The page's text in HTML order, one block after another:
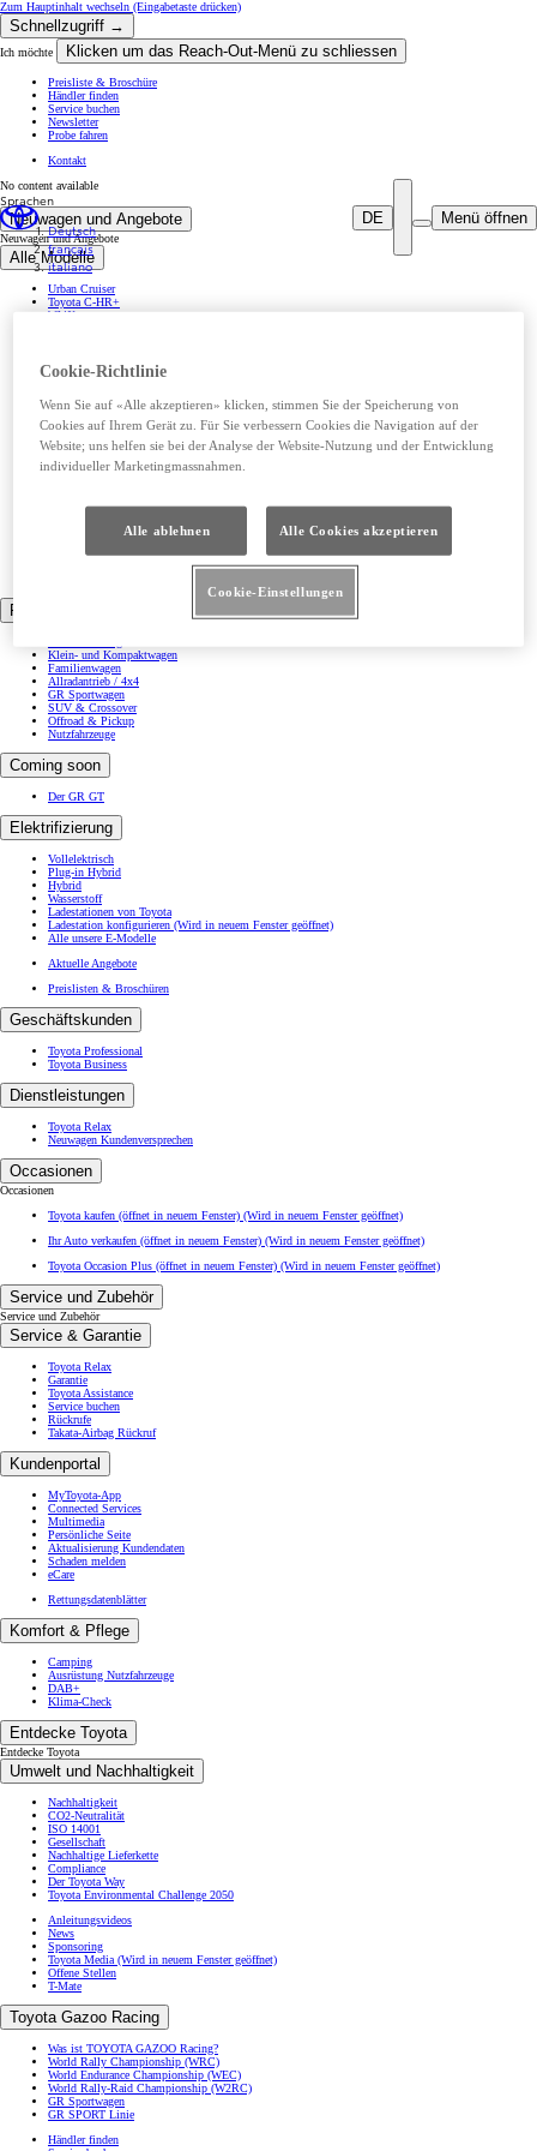
Zum Hauptinhalt wechseln (Eingabetaste drücken)
Schnellzugriff →
Ich möchte Klicken um das Reach-Out-Menü zu schliessen
Preisliste & Broschüre
Händler finden
Service buchen
Newsletter
Probe fahren
Kontakt
DE
Sprachen
Deutsch
français
italiano
Menü öffnen
No content available
Neuwagen und Angebote
Neuwagen und Angebote
Alle Modelle
Urban Cruiser
Toyota C-HR+
bZ4X
Yaris
Corolla
Corolla Touring Sports
Corolla Cross
RAV4
Land Cruiser
Proace City Verso
Proace City
Fahrzeug-Kategorien
Klein- und Kompaktwagen
Familienwagen
Allradantrieb / 4x4
GR Sportwagen
SUV & Crossover
Offroad & Pickup
Nutzfahrzeuge
Coming soon
Der GR GT
Elektrifizierung
Vollelektrisch
Plug-in Hybrid
Hybrid
Wasserstoff
Ladestationen von Toyota
Ladestation konfigurieren (Wird in neuem Fenster geöffnet)
Alle unsere E-Modelle
Aktuelle Angebote
Preislisten & Broschüren
Geschäftskunden
Toyota Professional
Toyota Business
Dienstleistungen
Toyota Relax
Neuwagen Kundenversprechen
Occasionen
Occasionen
Toyota kaufen (öffnet in neuem Fenster) (Wird in neuem Fenster geöffnet)
Ihr Auto verkaufen (öffnet in neuem Fenster) (Wird in neuem Fenster geöffnet)
Toyota Occasion Plus (öffnet in neuem Fenster) (Wird in neuem Fenster geöffnet)
Service und Zubehör
Service und Zubehör
Service & Garantie
Toyota Relax
Garantie
Toyota Assistance
Service buchen
Rückrufe
Takata-Airbag Rückruf
Kundenportal
MyToyota-App
Connected Services
Multimedia
Persönliche Seite
Aktualisierung Kundendaten
Schaden melden
eCare
Rettungsdatenblätter
Komfort & Pflege
Camping
Ausrüstung Nutzfahrzeuge
DAB+
Klima-Check
Entdecke Toyota
Entdecke Toyota
Umwelt und Nachhaltigkeit
Nachhaltigkeit
CO2-Neutralität
ISO 14001
Gesellschaft
Nachhaltige Lieferkette
Compliance
Der Toyota Way
Toyota Environmental Challenge 2050
Anleitungsvideos
News
Sponsoring
Toyota Media(Wird in neuem Fenster geöffnet)
Offene Stellen
T-Mate
Toyota Gazoo Racing
Was ist TOYOTA GAZOO Racing?
World Rally Championship (WRC)
World Endurance Championship (WEC)
World Rally-Raid Championship (W2RC)
GR Sportwagen
GR SPORT Linie
Händler finden
Cookie-Richtlinie
Wenn Sie auf «Alle akzeptieren» klicken, stimmen Sie der Speicherung von
Cookies auf Ihrem Gerät zu. Für Sie verbessern Cookies die Navigation auf der
Website; uns helfen sie bei der Analyse der Website-Nutzung und der Entwicklung
individueller Marketingmassnahmen.
Alle ablehnen Alle Cookies akzeptieren
Cookie-Einstellungen